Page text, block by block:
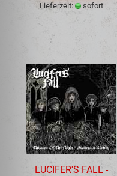
Lieferzeit: sofort
LUCIFER'S FALL -